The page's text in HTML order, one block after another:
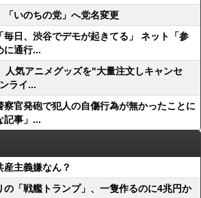
「いのちの党」へ党名変更
毎日、渋谷でデモが起きてる」 ネット「参
に通行...
人気アニメグッズを"大量注文しキャンセ
ライ...
察官発砲で犯人の自傷行為が無かったことに
記事」...
主義嫌なん？
の「戦艦トランプ」、一隻作るのに4兆円か